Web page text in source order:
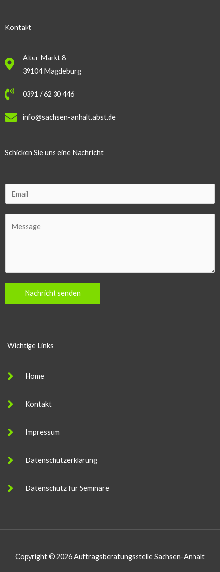
Kontakt
Alter Markt 8
39104 Magdeburg
0391 / 62 30 446
info@sachsen-anhalt.abst.de
Schicken Sie uns eine Nachricht
m
a
e
n
s
g
Nachricht senden
Wichtige Links
Home
Kontakt
Impressum
Datenschutzerklärung
Datenschutz für Seminare
Copyright © 2026 Auftragsberatungsstelle Sachsen-Anhalt